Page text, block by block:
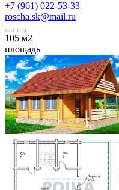
+7 (961) 022-53-33
roscha.sk@mail.ru
105 м2
площадь